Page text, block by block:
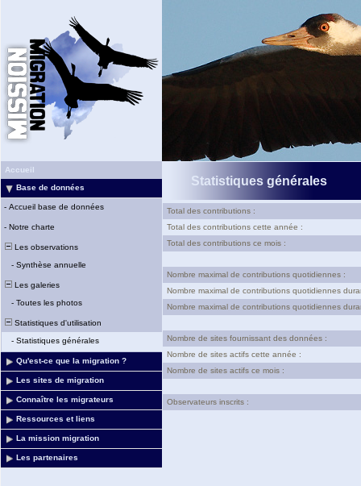
Accueil
Base de données
- Accueil base de données
- Notre charte
Les observations
- Synthèse annuelle
Les galeries
- Toutes les photos
Statistiques d'utilisation
- Statistiques générales
Qu'est-ce que la migration ?
Les sites de migration
Connaître les migrateurs
Ressources et liens
La mission migration
Les partenaires
Statistiques générales
Total des contributions :
Total des contributions cette année :
Total des contributions ce mois :
Nombre maximal de contributions quotidiennes :
Nombre maximal de contributions quotidiennes
Nombre maximal de contributions quotidiennes
Nombre de sites fournissant des données :
Nombre de sites actifs cette année :
Nombre de sites actifs ce mois :
Observateurs inscrits :